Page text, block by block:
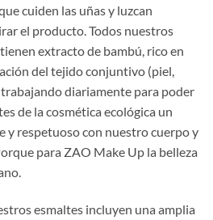
cuiden las uñas y luzcan
el producto. Todos nuestros
extracto de bambú, rico en
del tejido conjuntivo (piel,
diariamente para poder
de la cosmética ecológica un
y respetuoso con nuestro cuerpo y
para ZAO Make Up la belleza
esmaltes incluyen una amplia